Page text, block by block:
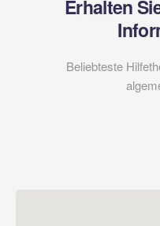
Erhalten
Beliebteste